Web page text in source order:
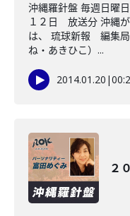
沖縄羅針盤 毎週日
１２日 放送分 沖縄
は、 琉球新報 編集
ね・あきひこ）...
2014.01.20 |
２